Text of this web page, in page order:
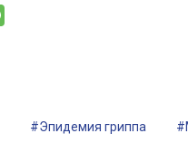
#Эпидемия гриппа